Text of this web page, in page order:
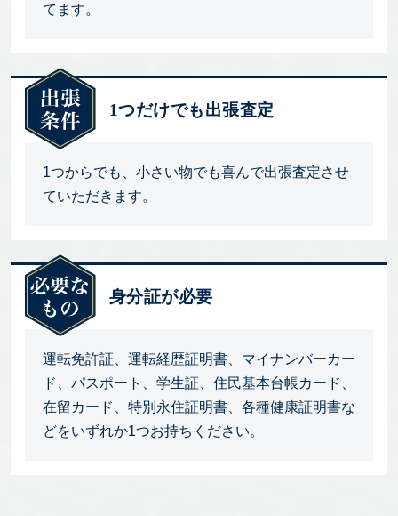
てます。
1つだけでも出張査定
1つからでも、小さい物でも喜んで出張査定させ
ていただきます。
身分証が必要
運転免許証、運転経歴証明書、マイナンバーカー
ド、パスポート、学生証、住民基本台帳カード、
在留カード、特別永住証明書、各種健康証明書な
どをいずれか1つお持ちください。